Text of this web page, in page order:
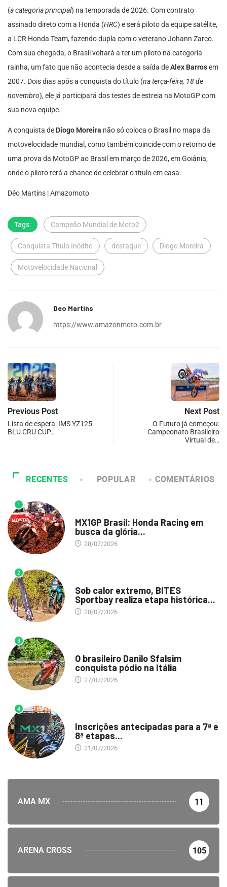
(a categoria principal) na temporada de 2026. Com contrato
assinado direto com a Honda (HRC) e será piloto da equipe satélite,
a LCR Honda Team, fazendo dupla com o veterano Johann Zarco.
Com sua chegada, o Brasil voltará a ter um piloto na categoria
rainha, um fato que não acontecia desde a saída deAlex Barrosem
2007. Dois dias após a conquista do título (na terça-feira, 18 de
novembro), ele já participará dos testes de estreia na MotoGP com
sua nova equipe.
A conquista de Diogo Moreira não só coloca o Brasil no mapa da
motovelocidade mundial, como também coincide com o retorno de
uma prova da MotoGP ao Brasil em março de 2026, em Goiânia,
onde o piloto terá a chance de celebrar o título em casa.
Déo Martins | Amazomoto
Tags: Campeão Mundial de Moto2
Conquista Título Inédito destaque Diogo Moreira
Motovelocidade Nacional
Deo Martins
https://www.amazonmoto.com.br
Previous Post
Lista de espera: IMS YZ125
BLU CRU CUP…
Next Post
O Futuro já começou:
Campeonato Brasileiro
Virtual de…
RECENTES POPULAR COMENTÁRIOS
1
MX1GP Brasil: Honda Racing em
busca da glória...
28/07/2026
2
Sob calor extremo, BITES
Sportbay realiza etapa histórica...
28/07/2026
3
O brasileiro Danilo Sfalsim
conquista pódio na Itália
27/07/2026
4
Inscrições antecipadas para a 7ª e
8ª etapas...
21/07/2026
AMA MX 11
ARENA CROSS 105